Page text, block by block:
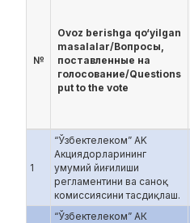
№
Ovoz berishga qo‘yilgan
masalalar/Вопросы,
поставленные на
голосование/Questions
put to the vote
1
“Ўзбектелеком” AK
Акциядорларининг
умумий йиғилиши
регламентини ва саноқ
комиссиясини тасдиқлаш.
“Ўзбектелеком” АК